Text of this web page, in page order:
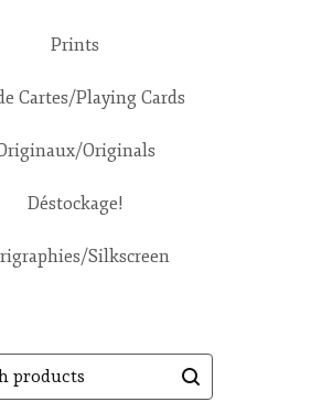
Prints
Cartes/Playing Cards
Originals
Déstockage!
Silkscreen